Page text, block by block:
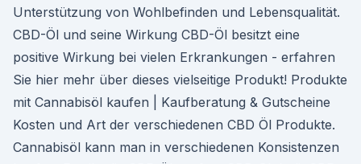
Unterstützung von Wohlbefinden und Lebensqualität.
CBD-Öl und seine Wirkung CBD-Öl besitzt eine
positive Wirkung bei vielen Erkrankungen - erfahren
Sie hier mehr über dieses vielseitige Produkt! Produkte
mit Cannabisöl kaufen | Kaufberatung & Gutscheine
Kosten und Art der verschiedenen CBD Öl Produkte.
Cannabisöl kann man in verschiedenen Konsistenzen